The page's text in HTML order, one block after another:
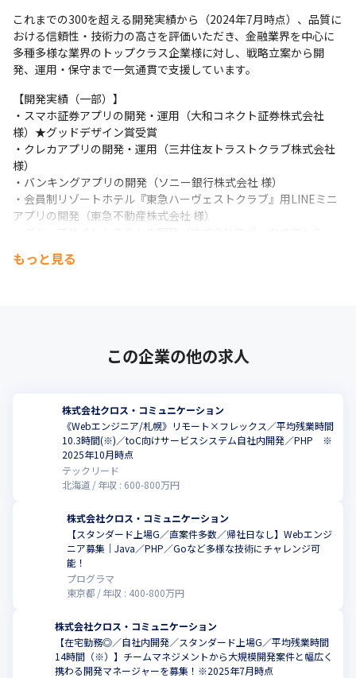
これまでの300を超える開発実績から（2024年7月時点）、品質に
おける信頼性・技術力の高さを評価いただき、金融業界を中心に
多種多様な業界のトップクラス企業様に対し、戦略立案から開
発、運用・保守まで一気通貫で支援しています。
【開発実績（一部）】
・スマホ証券アプリの開発・運用（大和コネクト証券株式会社
様）★グッドデザイン賞受賞
・クレカアプリの開発・運用（三井住友トラストクラブ株式会社
様）
・バンキングアプリの開発（ソニー銀行株式会社 様）
・会員制リゾートホテル『東急ハーヴェストクラブ』用LINEミニ
アプリの開発（東急不動産株式会社 様）
🔗各実績の詳細およびその他実績：https://www.cross-
もっと見る
この企業の他の求人
株式会社クロス・コミュニケーション
《Webエンジニア/札幌》リモート×フレックス／平均残業時間
10.3時間(※)／toC向けサービスシステム自社内開発／PHP ※
2025年10月時点
テックリード
北海道
年収 : 600-800万円
株式会社クロス・コミュニケーション
【スタンダード上場G／直案件多数／帰社日なし】Webエンジ
ニア募集｜Java／PHP／Goなど多様な技術にチャレンジ可
能！
プログラマ
東京都
年収 : 400-800万円
株式会社クロス・コミュニケーション
【在宅勤務◎／自社内開発／スタンダード上場G／平均残業時間
14時間（※）】チームマネジメントから大規模開発案件と幅広く
携わる開発マネージャーを募集！※2025年7月時点